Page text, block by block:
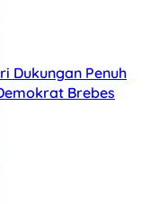
Dukungan Penuh
Brebes